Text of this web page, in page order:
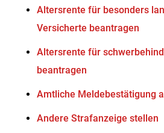
Altersrente für besonders
Versicherte beantragen
Altersrente für
beantragen
Amtliche Meldebestätigung
Andere Strafanzeige stellen